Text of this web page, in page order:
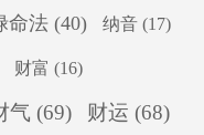
命法 (40) 纳音 (17)
财富 (16)
气 (69) 财运 (68)